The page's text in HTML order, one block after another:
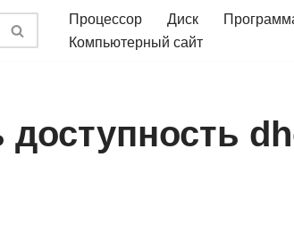
Процессор Диск
Компьютерный сайт
доступность